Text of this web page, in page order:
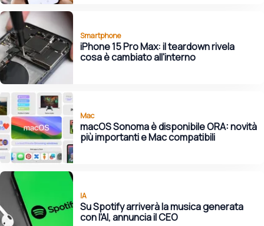
Smartphone
iPhone 15 Pro Max: il teardown rivela
cosa è cambiato all'interno
Mac
macOS Sonoma è disponibile ORA: novità
più importanti e Mac compatibili
IA
Su Spotify arriverà la musica generata
con l'AI, annuncia il CEO